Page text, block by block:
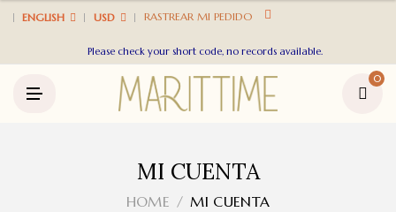
ENGLISH USD RASTREAR MI PEDIDO
Please check your short code, no records available.
0
MI CUENTA
HOME MI CUENTA